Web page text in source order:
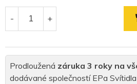
Prodloužená záruka 3 roky na
dodávané společností EPa